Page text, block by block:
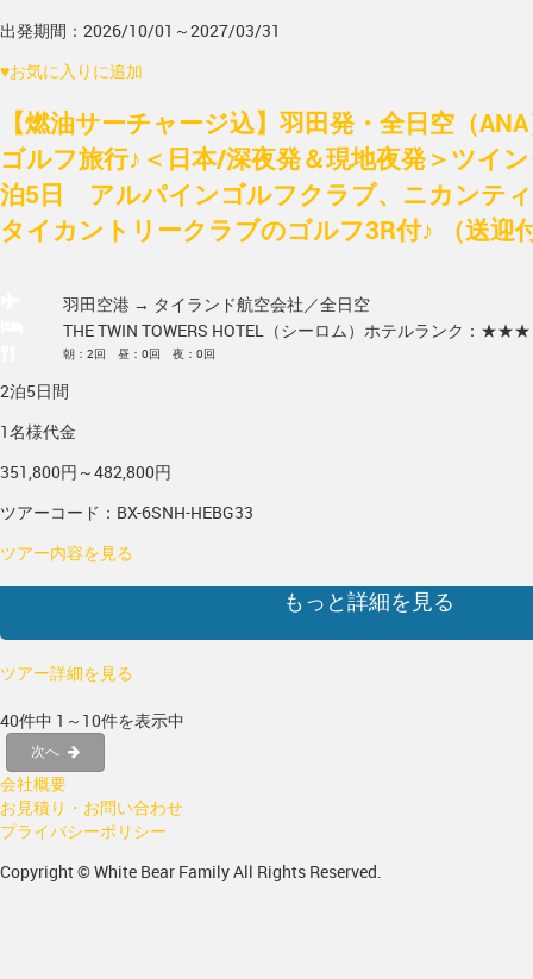
出発期間：2026/10/01～2027/03/31
♥お気に入りに追加
【燃油サーチャージ込】羽田発・全日空（
ゴルフ旅行♪＜日本/深夜発＆現地夜発＞ツイ
泊5日 アルパインゴルフクラブ、ニカンテ
タイカントリークラブのゴルフ3R付♪ （送迎
羽田空港 → タイランド航空会社／全日空
THE TWIN TOWERS HOTEL（シーロム） ホテルランク：★★★
朝：2回 昼：0回 夜：0回
2泊5日間
1名様代金
351,800円～482,800円
ツアーコード：BX-6SNH-HEBG33
ツアー内容を見る
もっと詳細を見る
ツアー詳細を見る
40件中 1～10件を表示中
次へ
会社概要
お見積り・お問い合わせ
プライバシーポリシー
Copyright © White Bear Family All Rights Reserved.